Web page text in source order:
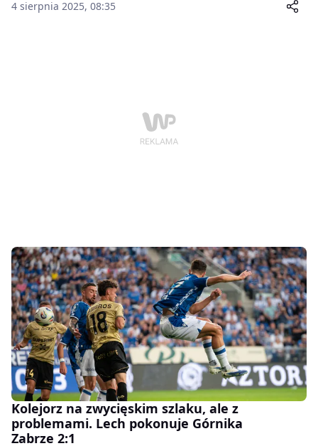
4 sierpnia 2025, 08:35
Kolejorz na zwycięskim szlaku, ale z
problemami. Lech pokonuje Górnika
Zabrze 2:1